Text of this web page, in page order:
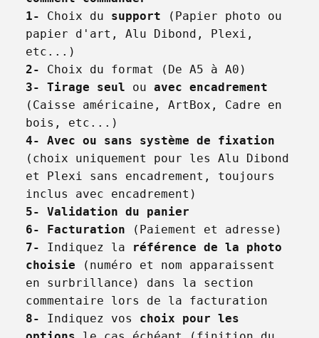
1- Choix du support (Papier photo ou
papier d'art, Alu Dibond, Plexi,
2-
3-
Tirage seul ou avec encadrement
(Caisse américaine, ArtBox, Cadre en
4-
Avec ou sans système de fixation
(choix uniquement pour les Alu Dibond
et Plexi sans encadrement, toujours
5-
Validation du panier
6-
Facturation
7- Indiquez la
référence de la photo
choisie (numéro et nom apparaissent
en surbrillance) dans la section
8- Indiquez vos choix pour les